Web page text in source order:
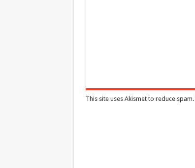
This site uses Akismet to reduce spam.